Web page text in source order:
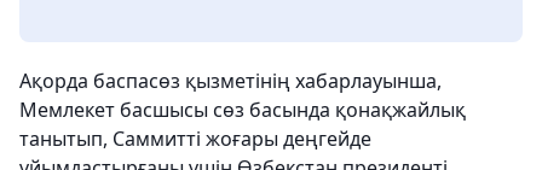
Ақорда баспасөз қызметінің хабарлауынша,
Мемлекет басшысы сөз басында қонақжайлық
танытып, Саммитті жоғары деңгейде